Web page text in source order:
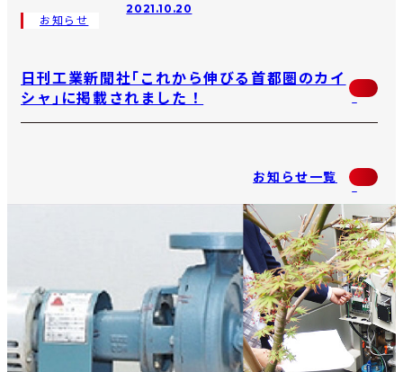
お知らせ一覧
お知らせ
2021.10.20
日刊工業新聞社｢これから伸びる首都圏のカイ
シャ｣に掲載されました！